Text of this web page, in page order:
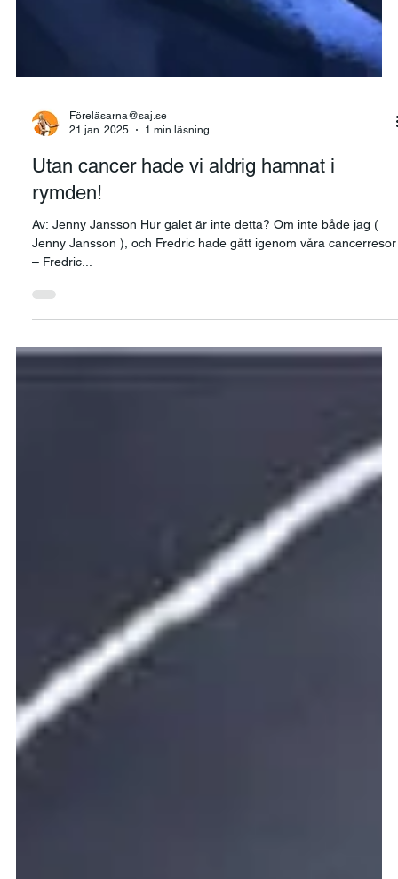
Föreläsarna@saj.se
21 jan. 2025
1 min läsning
rymden!
Av: Jenny Jansson Hur galet är inte detta? Om inte både jag (
Jenny Jansson ), och Fredric hade gått igenom våra cancerresor